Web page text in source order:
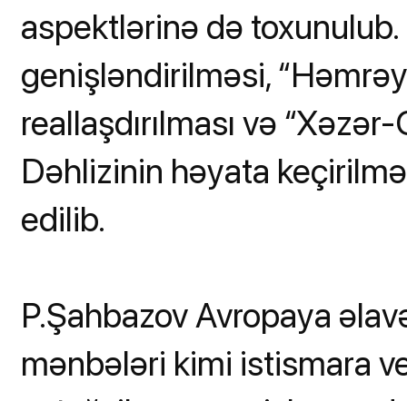
aspektlərinə də
genişləndirilməsi,
reallaşdırılması və
Dəhlizinin həyata
edilib.
P.Şahbazov Avropaya
mənbələri kimi istismara